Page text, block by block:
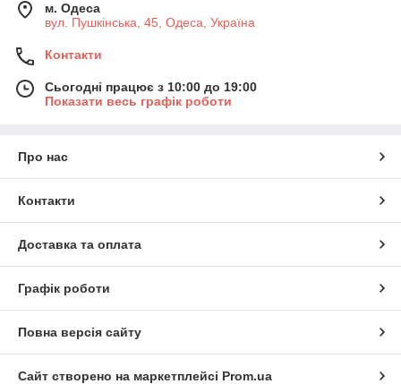
м. Одеса
вул. Пушкінська, 45, Одеса, Україна
Контакти
Сьогодні працює з 10:00 до 19:00
Показати весь графік роботи
Про нас
Контакти
Доставка та оплата
Графік роботи
Повна версія сайту
Сайт створено на маркетплейсі Prom.ua